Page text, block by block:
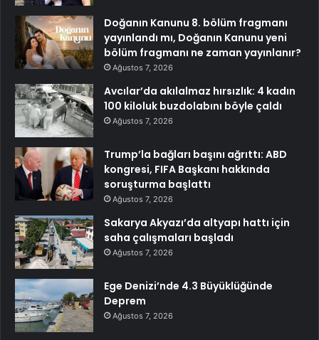
Doğanın Kanunu 8. bölüm fragmanı
yayınlandı mı, Doğanın Kanunu yeni
bölüm fragmanı ne zaman yayınlanır?
Ağustos 7, 2026
Avcılar’da akılalmaz hırsızlık: 4 kadın
100 kiloluk buzdolabını böyle çaldı
Ağustos 7, 2026
Trump’la bağları başını ağrıttı: ABD
kongresi, FIFA Başkanı hakkında
soruşturma başlattı
Ağustos 7, 2026
Sakarya Akyazı’da altyapı hattı için
saha çalışmaları başladı
Ağustos 7, 2026
Ege Denizi’nde 4.3 Büyüklüğünde
Deprem
Ağustos 7, 2026